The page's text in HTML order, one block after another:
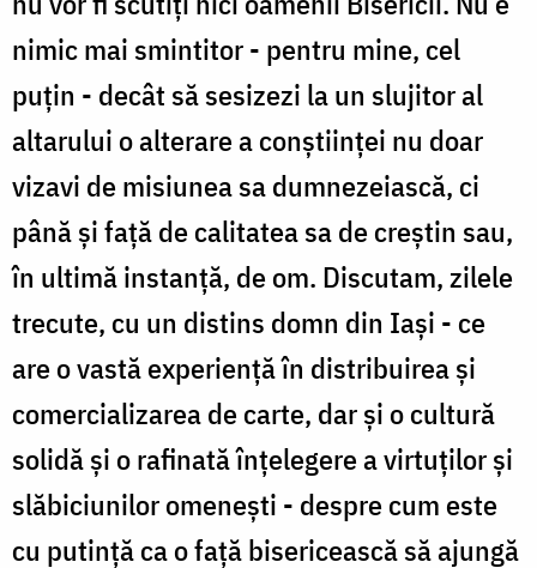
nimic mai smintitor - pentru mine, cel
puţin - decât să sesizezi la un slujitor al
altarului o alterare a conştiinţei nu doar
vizavi de misiunea sa dumnezeiască, ci
până şi faţă de calitatea sa de creştin sau,
în ultimă instanţă, de om. Discutam, zilele
trecute, cu un distins domn din Iaşi - ce
are o vastă experienţă în distribuirea şi
comercializarea de carte, dar şi o cultură
solidă şi o rafinată înţelegere a virtuţilor şi
slăbiciunilor omeneşti - despre cum este
cu putinţă ca o faţă bisericească să ajungă